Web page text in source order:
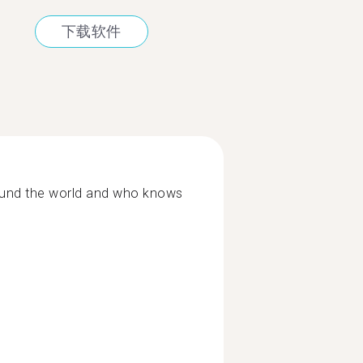
下载软件
the world and who knows